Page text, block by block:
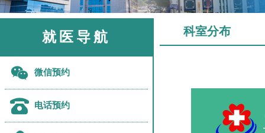
就医导航
微信预约
电话预约
科室分布